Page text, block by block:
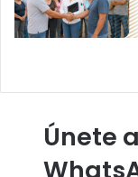
Únete